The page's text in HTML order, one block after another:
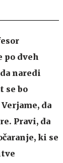
po dveh
naredi
se bo
da
Pravi, da
ki se